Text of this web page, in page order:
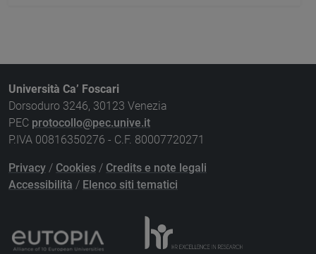
Università Ca’ Foscari
Dorsoduro 3246, 30123 Venezia
PEC protocollo@pec.unive.it
P.IVA 00816350276 - C.F. 80007720271
Privacy / Cookies / Credits e note legali
Accessibilità / Elenco siti tematici